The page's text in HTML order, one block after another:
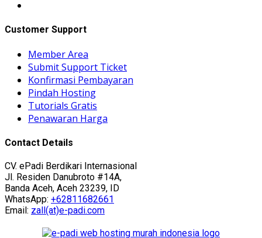
Customer Support
Member Area
Submit Support Ticket
Konfirmasi Pembayaran
Pindah Hosting
Tutorials Gratis
Penawaran Harga
Contact Details
CV. ePadi Berdikari Internasional
Jl. Residen Danubroto #14A,
Banda Aceh, Aceh 23239, ID
WhatsApp: +62811682661
Email: zall(at)e-padi.com